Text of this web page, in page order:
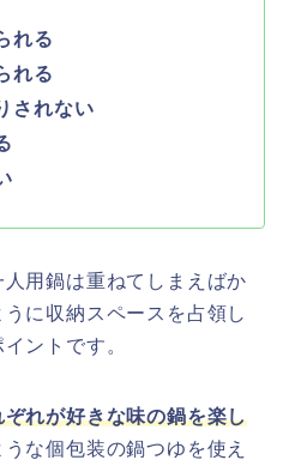
れる
れる
されない
用鍋は重ねてしまえばか
に収納スペースを占領し
ントです。
ぞれが好きな味の鍋を楽し
な個包装の鍋つゆを使え